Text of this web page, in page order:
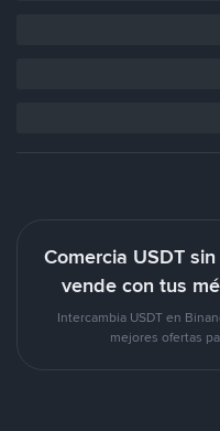
Comercia USDT
vende con tus
Intercambia USDT en
mejores ofertas